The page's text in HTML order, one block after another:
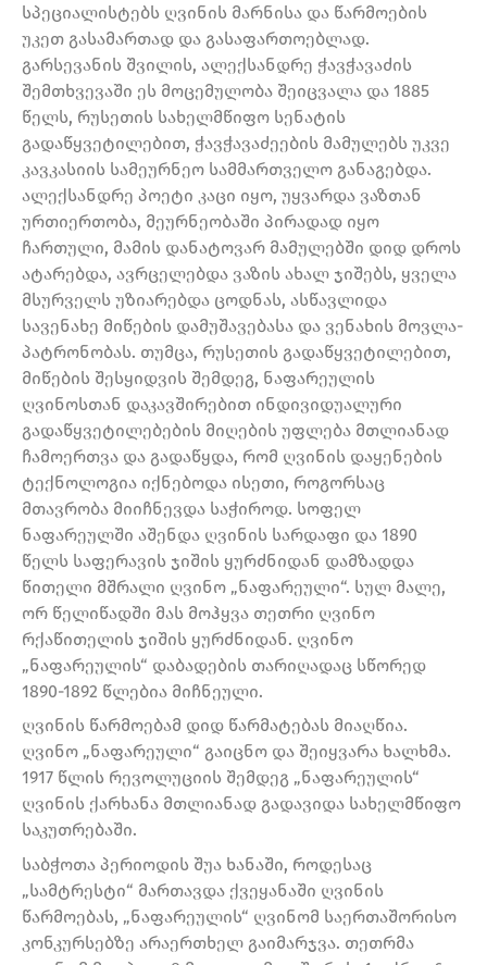
სპეციალისტებს ღვინის მარნისა და წარმოების
უკეთ გასამართად და გასაფართოებლად.
გარსევანის შვილის, ალექსანდრე ჭავჭავაძის
შემთხვევაში ეს მოცემულობა შეიცვალა და 1885
წელს, რუსეთის სახელმწიფო სენატის
გადაწყვეტილებით, ჭავჭავაძეების მამულებს უკვე
კავკასიის სამეურნეო სამმართველო განაგებდა.
ალექსანდრე პოეტი კაცი იყო, უყვარდა ვაზთან
ურთიერთობა, მეურნეობაში პირადად იყო
ჩართული, მამის დანატოვარ მამულებში დიდ დროს
ატარებდა, ავრცელებდა ვაზის ახალ ჯიშებს, ყველა
მსურველს უზიარებდა ცოდნას, ასწავლიდა
სავენახე მიწების დამუშავებასა და ვენახის მოვლა-
პატრონობას. თუმცა, რუსეთის გადაწყვეტილებით,
მიწების შესყიდვის შემდეგ, ნაფარეულის
ღვინოსთან დაკავშირებით ინდივიდუალური
გადაწყვეტილებების მიღების უფლება მთლიანად
ჩამოერთვა და გადაწყდა, რომ ღვინის დაყენების
ტექნოლოგია იქნებოდა ისეთი, როგორსაც
მთავრობა მიიჩნევდა საჭიროდ. სოფელ
ნაფარეულში აშენდა ღვინის სარდაფი და 1890
წელს საფერავის ჯიშის ყურძნიდან დამზადდა
წითელი მშრალი ღვინო „ნაფარეული“. სულ მალე,
ორ წელიწადში მას მოჰყვა თეთრი ღვინო
რქაწითელის ჯიშის ყურძნიდან. ღვინო
„ნაფარეულის“ დაბადების თარიღადაც სწორედ
1890-1892 წლებია მიჩნეული.
ღვინის წარმოებამ დიდ წარმატებას მიაღწია.
ღვინო „ნაფარეული“ გაიცნო და შეიყვარა ხალხმა.
1917 წლის რევოლუციის შემდეგ „ნაფარეულის“
ღვინის ქარხანა მთლიანად გადავიდა სახელმწიფო
საკუთრებაში.
საბჭოთა პერიოდის შუა ხანაში, როდესაც
„სამტრესტი“ მართავდა ქვეყანაში ღვინის
წარმოებას, „ნაფარეულის“ ღვინომ საერთაშორისო
კონკურსებზე არაერთხელ გაიმარჯვა. თეთრმა